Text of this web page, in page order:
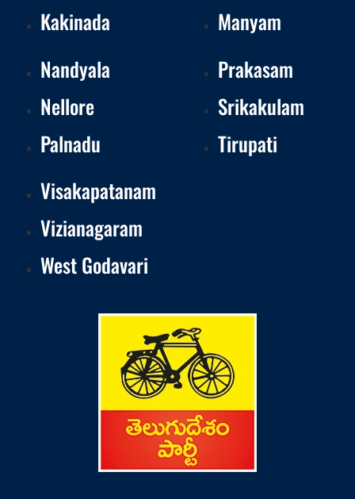
Kakinada
Manyam
Nandyala
Nellore
Palnadu
Prakasam
Srikakulam
Tirupati
Visakapatanam
Vizianagaram
West Godavari